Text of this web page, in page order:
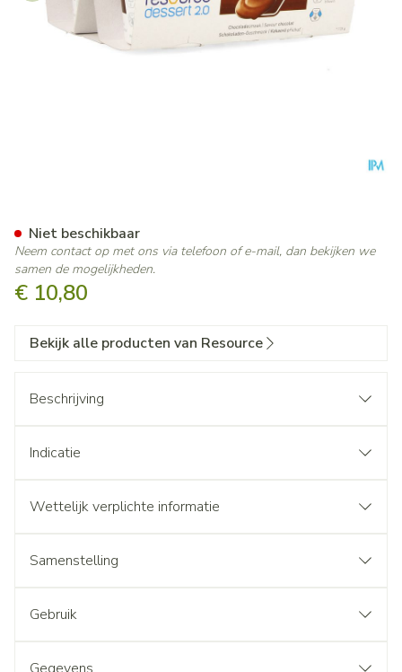
€ 10,80
Niet beschikbaar
Neem contact op met ons via telefoon of e-mail, dan bekijken we
samen de mogelijkheden.
Bekijk alle producten van Resource
Beschrijving
Indicatie
Wettelijk verplichte informatie
Samenstelling
Gebruik